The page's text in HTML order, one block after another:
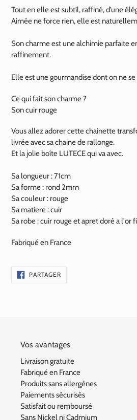
d'un
produit
votre
panier
Tout en elle est subtil, raffiné, d’une
Aimée ne force rien, elle est
Son charme est une alchimie parfaite
raffinement.
Elle est une gourmandise dont on ne se
Ce qui fait son charme ?
Son cuir rouge
Vous allez adorer cette chainette
livrée avec sa chaine de rallonge.
Et la jolie boîte LUTECE qui va avec.
Sa longueur : 71cm
Sa forme : rond 2mm
Sa couleur : rouge
Sa matiere : cuir
Sa robe : cuir rouge et apret doré a l'or
Fabriqué en France
PARTAGERPARTAGER
SUR
Vos avantages
Livraison gratuite
Fabriqué en France
Produits sans allergènes
Paiements sécurisés
Satisfait ou remboursé
Sans Nickel ni Cadmium